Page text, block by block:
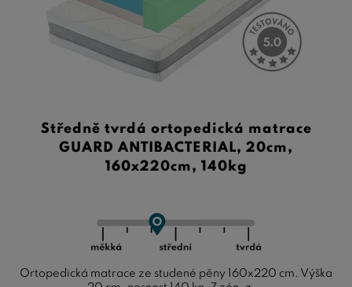
Středně tvrdá ortopedická matrace
GUARD ANTIBACTERIAL, 20cm,
160x220cm, 140kg
Ortopedická matrace ze studené pěny 160x220 cm. Výška